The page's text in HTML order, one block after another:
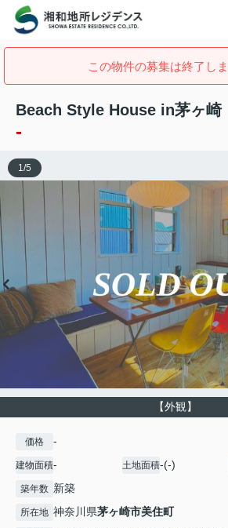
この物件の募集は終了しま
Beach Style House in茅ヶ崎
-
【外観】
1/5
価格 -
建物面積- 土地面積-(-)
築年数 新築
所在地 神奈川県茅ヶ崎市美住町